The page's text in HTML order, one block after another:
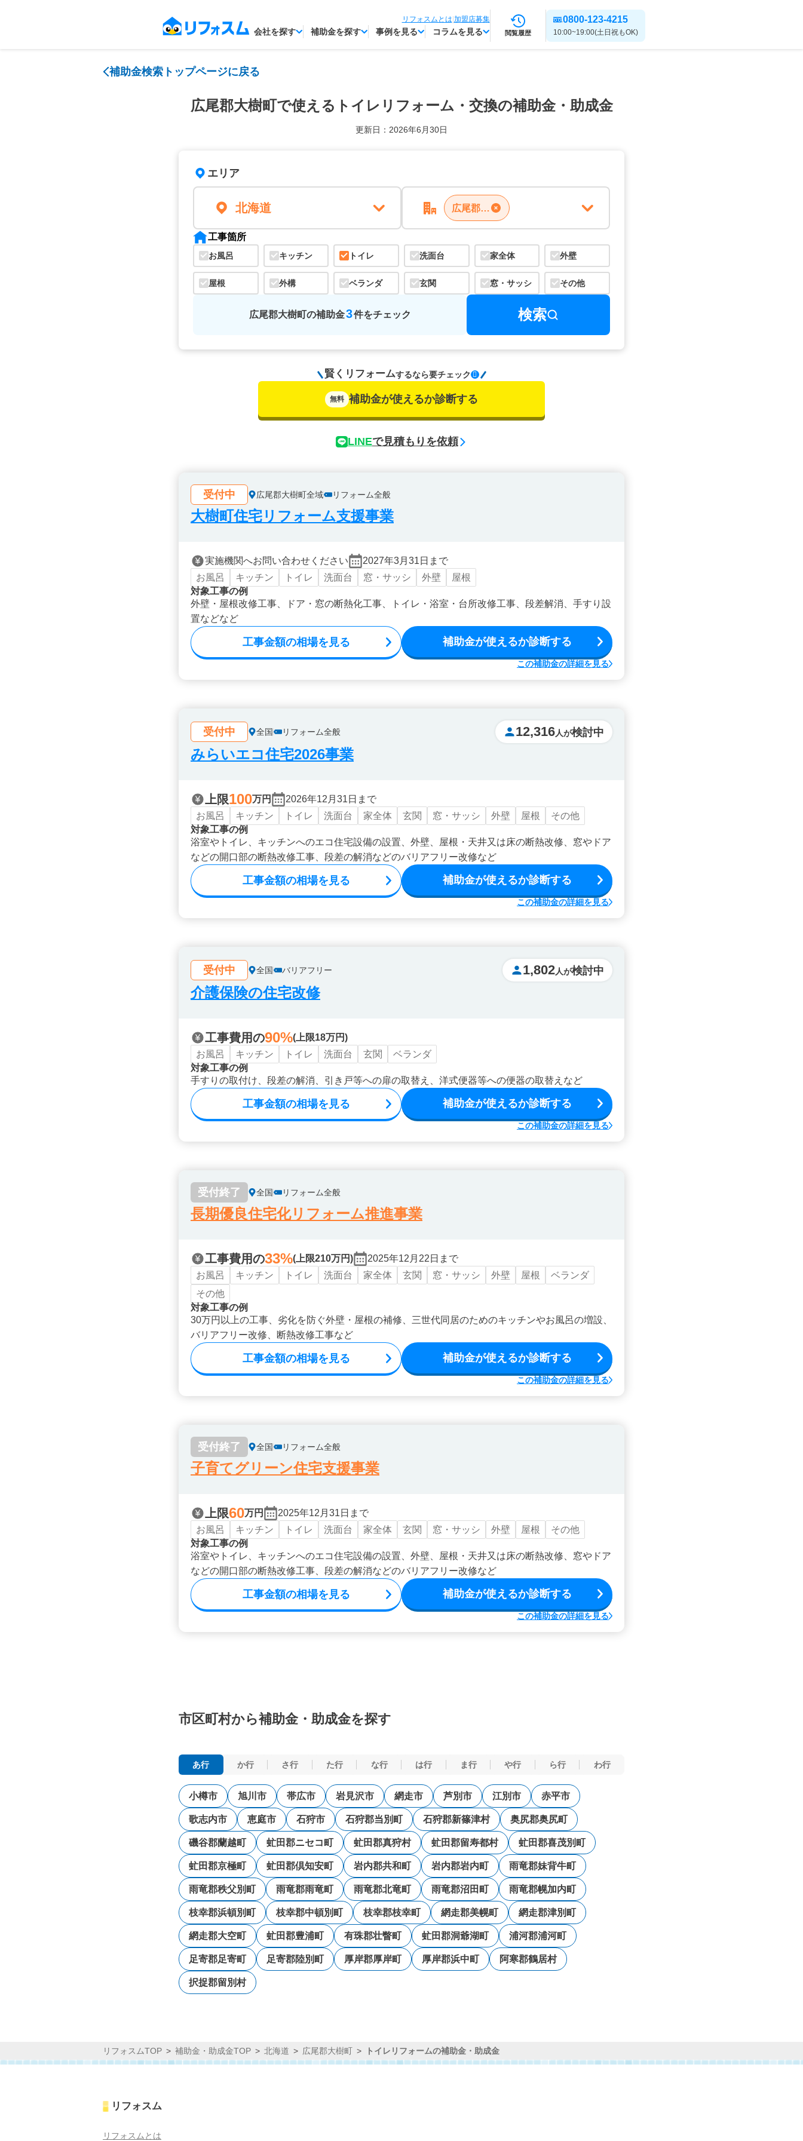
リフォスムとは|加盟店募集
会社を探す 補助金を探す 事例を見る コラムを見る 閲覧履歴
0800-123-4215
10:00~19:00(土日祝もOK)
補助金検索トップページに戻る
広尾郡大樹町で使える トイレリフォーム・交換の補助金・助成金
更新日：2026年6月30日
エリア
北海道 広尾郡大樹町
工事箇所
お風呂 キッチン トイレ 洗面台 家全体 外壁
屋根 外構 ベランダ 玄関 窓・サッシ その他
広尾郡大樹町の補助金3件をチェック 検索
賢くリフォームするなら要チェック
無料 補助金が使えるか診断する
LINEで見積もりを依頼
受付中 広尾郡大樹町全域 リフォーム全般
大樹町住宅リフォーム支援事業
実施機関へお問い合わせください
2027年3月31日まで
お風呂
キッチン トイレ 洗面台 窓・サッシ 外壁
屋根
対象工事の例
外壁・屋根改修工事、ドア・窓の断熱化工事、トイレ・浴室・台所改修工事、段差解消、手すり設
置などなど
工事金額の相場を見る 補助金が使えるか診断する
この補助金の詳細を見る
受付中 全国 リフォーム全般 12,316人が検討中
みらいエコ住宅2026事業
上限100万円
2026年12月31日まで
お風呂
キッチン トイレ 洗面台 家全体 玄関 窓・サッシ 外壁 屋根
その他
対象工事の例
浴室やトイレ、キッチンへのエコ住宅設備の設置、外壁、屋根・天井又は床の断熱改修、窓やドア
などの開口部の断熱改修工事、段差の解消などのバリアフリー改修など
工事金額の相場を見る 補助金が使えるか診断する
この補助金の詳細を見る
受付中 全国 バリアフリー 1,802人が検討中
介護保険の住宅改修
工事費用の90%(上限18万円)
お風呂
キッチン トイレ 洗面台 玄関
ベランダ
対象工事の例
手すりの取付け、段差の解消、引き戸等への扉の取替え、洋式便器等への便器の取替えなど
工事金額の相場を見る 補助金が使えるか診断する
この補助金の詳細を見る
受付終了 全国 リフォーム全般
長期優良住宅化リフォーム推進事業
工事費用の33%(上限210万円)
2025年12月22日まで
お風呂
キッチン トイレ 洗面台 家全体 玄関 窓・サッシ 外壁 屋根
ベランダ
その他
対象工事の例
30万円以上の工事、劣化を防ぐ外壁・屋根の補修、三世代同居のためのキッチンやお風呂の増設、
バリアフリー改修、断熱改修工事など
工事金額の相場を見る 補助金が使えるか診断する
この補助金の詳細を見る
受付終了 全国 リフォーム全般
子育てグリーン住宅支援事業
上限60万円
2025年12月31日まで
お風呂
キッチン トイレ 洗面台 家全体 玄関 窓・サッシ 外壁 屋根
その他
対象工事の例
浴室やトイレ、キッチンへのエコ住宅設備の設置、外壁、屋根・天井又は床の断熱改修、窓やドア
などの開口部の断熱改修工事、段差の解消などのバリアフリー改修など
工事金額の相場を見る 補助金が使えるか診断する
この補助金の詳細を見る
市区町村から補助金・助成金を探す
あ行 か行 さ行 た行 な行 は行 ま行 や行 ら行 わ行
小樽市 旭川市 帯広市 岩見沢市 網走市 芦別市 江別市 赤平市
歌志内市 恵庭市 石狩市 石狩郡当別町 石狩郡新篠津村 奥尻郡奥尻町
磯谷郡蘭越町 虻田郡ニセコ町 虻田郡真狩村 虻田郡留寿都村 虻田郡喜茂別町
虻田郡京極町 虻田郡倶知安町 岩内郡共和町 岩内郡岩内町 雨竜郡妹背牛町
雨竜郡秩父別町 雨竜郡雨竜町 雨竜郡北竜町 雨竜郡沼田町 雨竜郡幌加内町
枝幸郡浜頓別町 枝幸郡中頓別町 枝幸郡枝幸町 網走郡美幌町 網走郡津別町
網走郡大空町 虻田郡豊浦町 有珠郡壮瞥町 虻田郡洞爺湖町 浦河郡浦河町
足寄郡足寄町 足寄郡陸別町 厚岸郡厚岸町 厚岸郡浜中町 阿寒郡鶴居村
択捉郡留別村
リフォスムTOP 補助金・助成金TOP 北海道 広尾郡大樹町 トイレリフォームの補助金・助成金
リフォスム
リフォスムとは